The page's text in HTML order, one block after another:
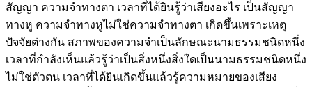
สัญญา ความจำทางตา เวลาที่ได้ยินรู้ว่าเสียงอะไร เป็นสัญญา
ทางหู ความจำทางหูไม่ใช่ความจำทางตา เกิดขึ้นเพราะเหตุ
ปัจจัยต่างกัน สภาพของความจำเป็นลักษณะนามธรรมชนิดหนึ่ง
เวลาที่กำลังเห็นแล้วรู้ว่าเป็นสิ่งหนึ่งสิ่งใดเป็นนามธรรมชนิดหนึ่ง
ไม่ใช่ตัวตน เวลาที่ได้ยินเกิดขึ้นแล้วรู้ความหมายของเสียง